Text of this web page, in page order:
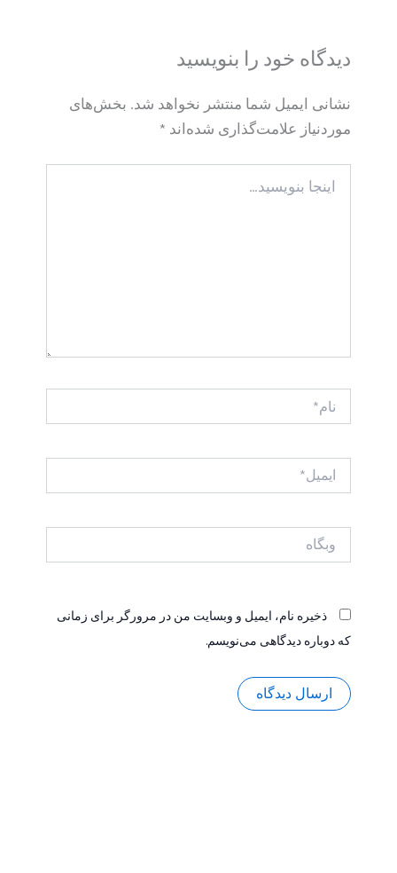
دیدگاه‌ خود را بنویسید
نشانی ایمیل شما منتشر نخواهد شد. بخش‌های
موردنیاز علامت‌گذاری شده‌اند *
بنویسید…
ذخیره نام، ایمیل و وبسایت من در مرورگر برای زمانی
که دوباره دیدگاهی می‌نویسم.